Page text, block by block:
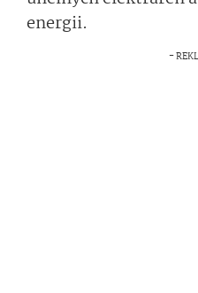
energii.